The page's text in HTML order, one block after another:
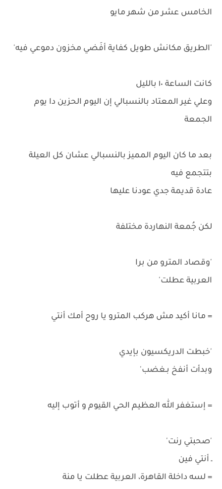
الخامس عشر من شهر مايو
'الطريق مكانش طويل كفاية أفَضي مخزون دموعي فيه'
كانت الساعة ١٠ بالليل
وعلي غير المعتاد بالنسبالي إن اليوم الحزين دا يوم
الجمعة
بعد ما كان اليوم المميز بالنسبالي عشان كل العيلة
بتتجمع فيه
عادة قديمة جدي عودنا عليها
لكن جُمعة النهاردة مختلفة
'وقصاد المترو من برا
العربية عطلت'
= مانا أكيد مش هركب المترو يا روح أمك أنتي
'خبطت الدريكسيون بإيدي
وبدأت أنفخ بـغضب'
= إستغفر الله العظيم الحي القيوم و أتوب إليه
'صحبتي رنت'
ـ أنتي فين
= لسه داخلة القاهرة، العربية عطلت يا منة